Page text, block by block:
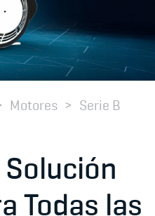
Motores Serie B
Todas las